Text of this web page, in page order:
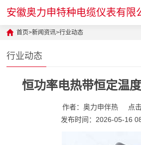
安徽奥力申特种电缆仪表有限
首页>新闻资讯>行业动态
行业动态
恒功率电热带恒定温
作者：奥力申伴热
点
发布时间：2026-05-16